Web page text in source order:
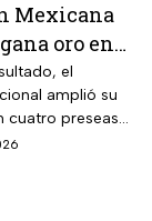
Mexicana
oro en
el
México a la
el
amplió su
cuatro preseas